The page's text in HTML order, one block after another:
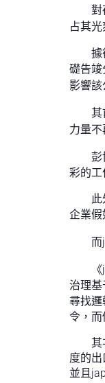
對
占其
據
礎告竣
影響該
其
力量
彭
彩的工
企業假
而
治理
尋找邏
令，而
其
度的
並且